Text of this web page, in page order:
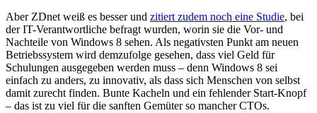
Aber ZDnet weiß es besser und zitiert zudem noch eine Studie, bei
der IT-Verantwortliche befragt wurden, worin sie die Vor- und
Nachteile von Windows 8 sehen. Als negativsten Punkt am neuen
Betriebssystem wird demzufolge gesehen, dass viel Geld für
Schulungen ausgegeben werden muss – denn Windows 8 sei
einfach zu anders, zu innovativ, als dass sich Menschen von selbst
damit zurecht finden. Bunte Kacheln und ein fehlender Start-Knopf
– das ist zu viel für die sanften Gemüter so mancher CTOs.